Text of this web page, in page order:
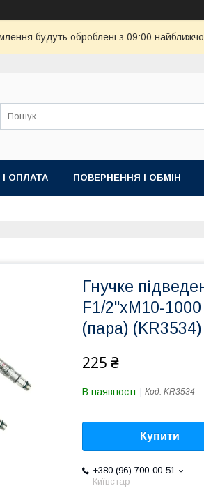
будуть оброблені з 09:00
ОПЛАТА ПОВЕРНЕННЯ І ОБМІН
Гнучке
F1/2"xM10-1000
(пара) (KR3534)
225 ₴
В наявності Код: KR3534
Купити
+380 (96) 700-00-51
Київстар